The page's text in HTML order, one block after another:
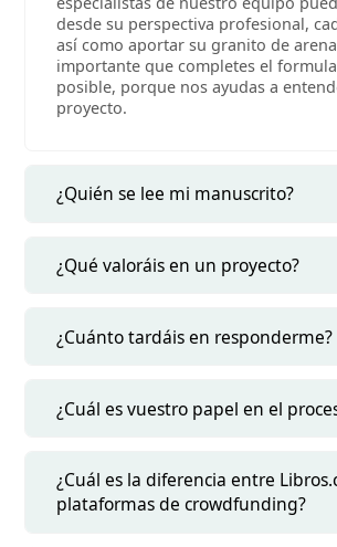
desde su perspectiva profesional,
así como aportar su granito de
importante que completes el
posible, porque nos ayudas a
proyecto.
¿Quién se lee mi manuscrito?
¿Qué valoráis en un proyecto?
¿Cuánto tardáis en responderme?
¿Cuál es vuestro papel en el
¿Cuál es la diferencia entre
plataformas de crowdfunding?